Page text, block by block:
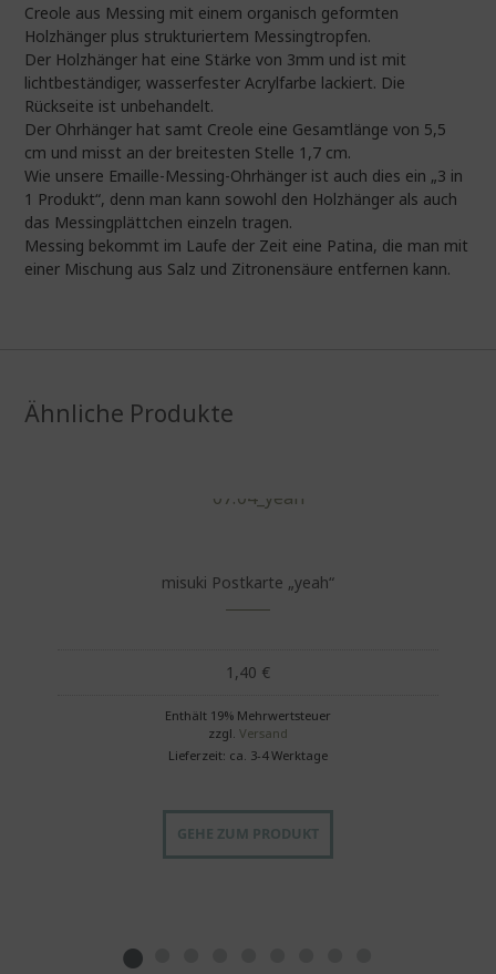
Creole aus Messing mit einem organisch geformten
Holzhänger plus strukturiertem Messingtropfen.
Der Holzhänger hat eine Stärke von 3mm und ist mit
lichtbeständiger, wasserfester Acrylfarbe lackiert. Die
Rückseite ist unbehandelt.
Der Ohrhänger hat samt Creole eine Gesamtlänge von 5,5
cm und misst an der breitesten Stelle 1,7 cm.
Wie unsere Emaille-Messing-Ohrhänger ist auch dies ein „3 in
1 Produkt“, denn man kann sowohl den Holzhänger als auch
das Messingplättchen einzeln tragen.
Messing bekommt im Laufe der Zeit eine Patina, die man mit
einer Mischung aus Salz und Zitronensäure entfernen kann.
Ähnliche Produkte
misuki Postkarte „yeah“
1,40 €
Enthält 19% Mehrwertsteuer
zzgl.Versand
Lieferzeit: ca. 3-4 Werktage
GEHE ZUM PRODUKT